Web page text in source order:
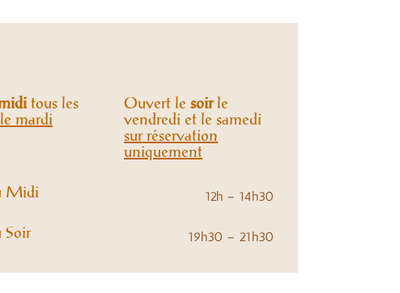
tous les
mardi
Ouvert lesoirle
vendredi et le samedi
sur réservation
uniquement
Midi 12h – 14h30
Soir 19h30 – 21h30